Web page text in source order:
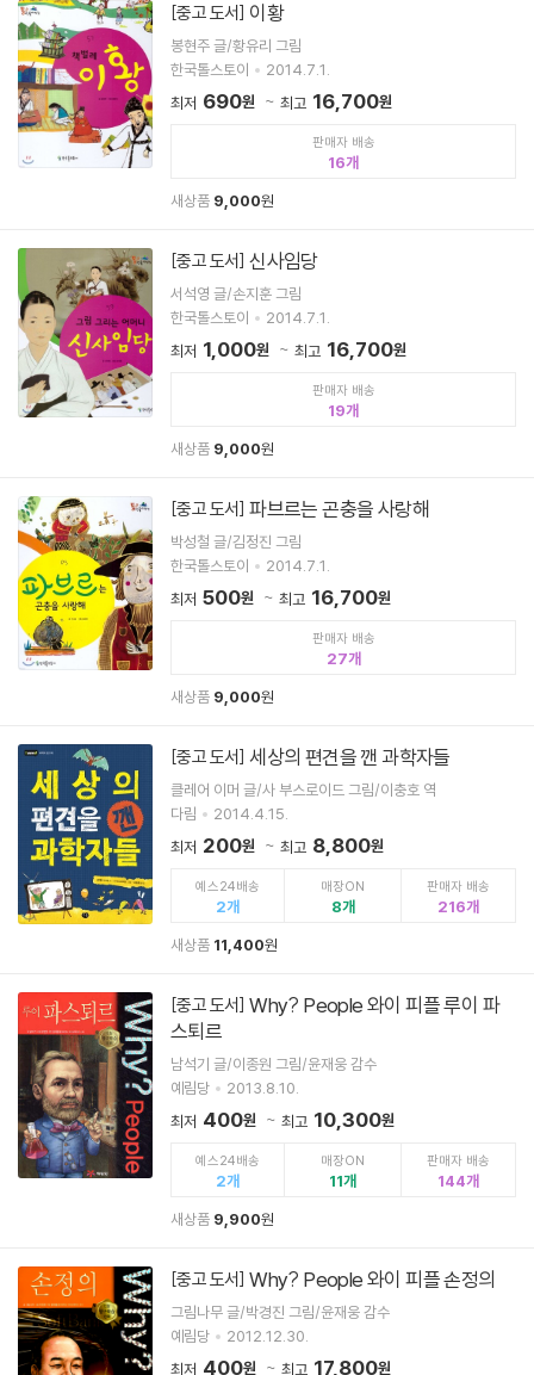
[중고 도서] 이황
봉현주 글/황유리 그림
한국톨스토이
2014.7.1.
최저 690원 최고 16,700원
판매자 배송
16
새상품 9,000원
[중고 도서] 신사임당
서석영 글/손지훈 그림
한국톨스토이
2014.7.1.
최저 1,000원 최고 16,700원
판매자 배송
19
새상품 9,000원
[중고 도서] 파브르는 곤충을 사랑해
박성철 글/김정진 그림
한국톨스토이
2014.7.1.
최저 500원 최고 16,700원
판매자 배송
27
새상품 9,000원
[중고 도서] 세상의 편견을 깬 과학자들
클레어 이머 글/사 부스로이드 그림/이충호 역
다림
2014.4.15.
최저 200원 최고 8,800원
예스24배송
2
매장ON
8
판매자 배송
216
새상품 11,400원
[중고 도서] Why? People 와이 피플 루이 파
스퇴르
남석기 글/이종원 그림/윤재웅 감수
예림당
2013.8.10.
최저 400원 최고 10,300원
예스24배송
2
매장ON
11
판매자 배송
144
새상품 9,900원
[중고 도서] Why? People 와이 피플 손정의
그림나무 글/박경진 그림/윤재웅 감수
예림당
2012.12.30.
최저 400원 최고 17,800원